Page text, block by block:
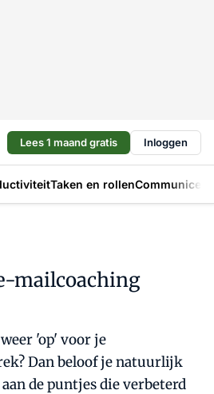
Lees 1 maand gratis Inloggen
Taken en rollen
mailcoaching
'op' voor je
Dan beloof je natuurlijk
de puntjes die verbeterd